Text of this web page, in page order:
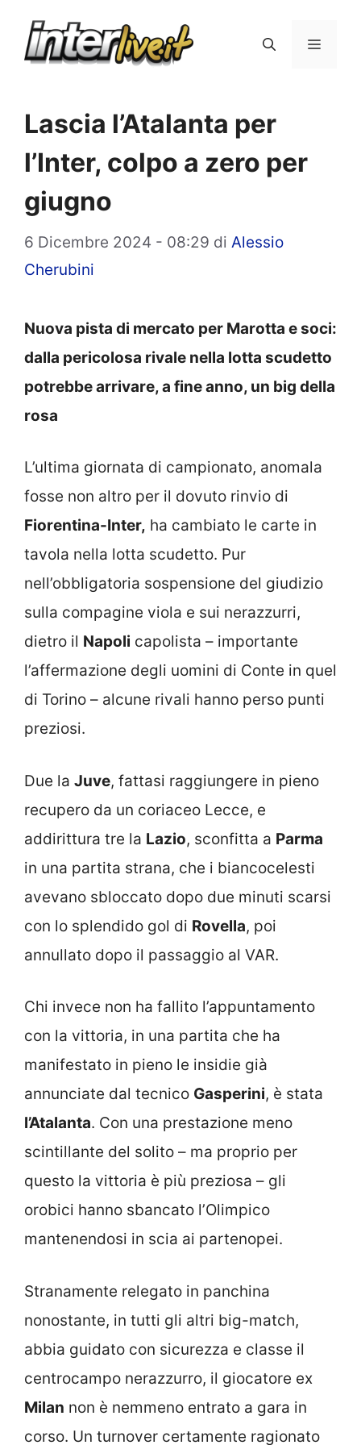
Menu
Lascia l’Atalanta per
l’Inter, colpo a zero per
giugno
6 Dicembre 2024 - 08:29 di Alessio
Cherubini
Nuova pista di mercato per Marotta e soci:
dalla pericolosa rivale nella lotta scudetto
potrebbe arrivare, a fine anno, un big della
rosa
L’ultima giornata di campionato, anomala
fosse non altro per il dovuto rinvio di
Fiorentina-Inter, ha cambiato le carte in
tavola nella lotta scudetto. Pur
nell’obbligatoria sospensione del giudizio
sulla compagine viola e sui nerazzurri,
dietro il Napoli capolista – importante
l’affermazione degli uomini di Conte in quel
di Torino – alcune rivali hanno perso punti
preziosi.
Due la Juve, fattasi raggiungere in pieno
recupero da un coriaceo Lecce, e
addirittura tre la Lazio, sconfitta a Parma
in una partita strana, che i biancocelesti
avevano sbloccato dopo due minuti scarsi
con lo splendido gol di Rovella, poi
annullato dopo il passaggio al VAR.
Chi invece non ha fallito l’appuntamento
con la vittoria, in una partita che ha
manifestato in pieno le insidie già
annunciate dal tecnico Gasperini, è stata
l’Atalanta. Con una prestazione meno
scintillante del solito – ma proprio per
questo la vittoria è più preziosa – gli
orobici hanno sbancato l’Olimpico
mantenendosi in scia ai partenopei.
Stranamente relegato in panchina
nonostante, in tutti gli altri big-match,
abbia guidato con sicurezza e classe il
centrocampo nerazzurro, il giocatore ex
Milan non è nemmeno entrato a gara in
corso. Un turnover certamente ragionato